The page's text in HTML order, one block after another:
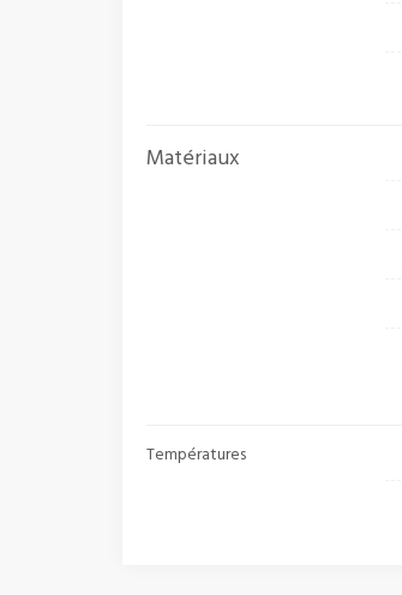
Matériaux
Températures